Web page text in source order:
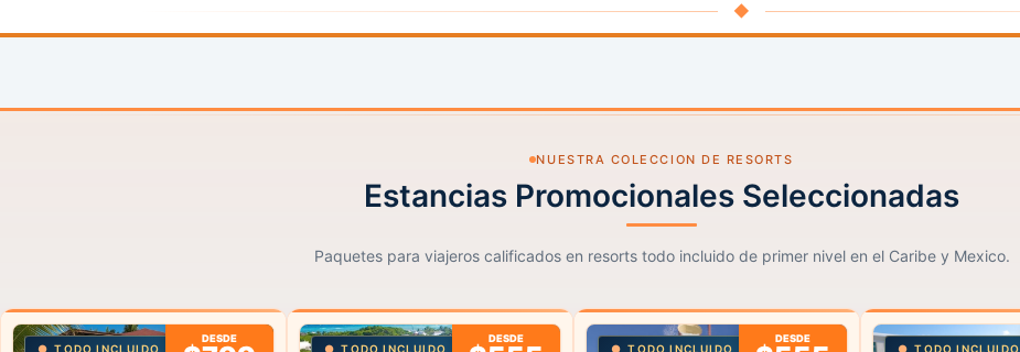
◆
NUESTRA COLECCION DE RESORTS
Estancias Promocionales Seleccionadas
Paquetes para viajeros calificados en resorts todo incluido de primer nivel en el Caribe y Mexico.
TODO INCLUIDO
DESDE
TODO INCLUIDO
DESDE
TODO INCLUIDO
DESDE
TODO INCLUIDO